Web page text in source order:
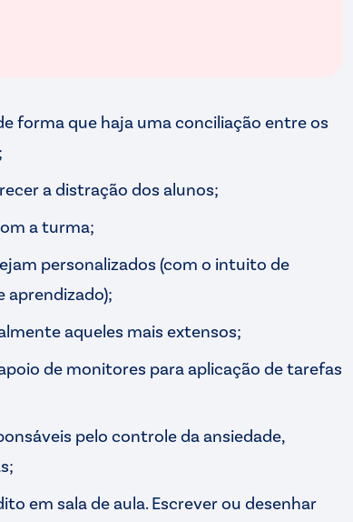
forma que haja uma conciliação entre os
a distração dos alunos;
a turma;
personalizados (com o intuito de
aprendizado);
aqueles mais extensos;
de monitores para aplicação de tarefas
pelo controle da ansiedade,
em sala de aula. Escrever ou desenhar